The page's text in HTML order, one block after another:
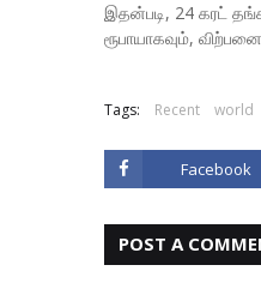
இதன்படி, 24 கரட்
ரூபாயாகவும்,
Tags: Recent world
Facebook
POST A